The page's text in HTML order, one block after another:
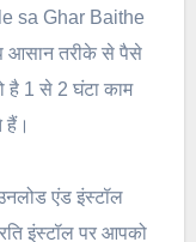
sa Ghar Baithe
आसान तरीके से पैसे
है 1 से 2 घंटा काम
हैं।
एंड इंस्टॉल
इंस्टॉल पर आपको